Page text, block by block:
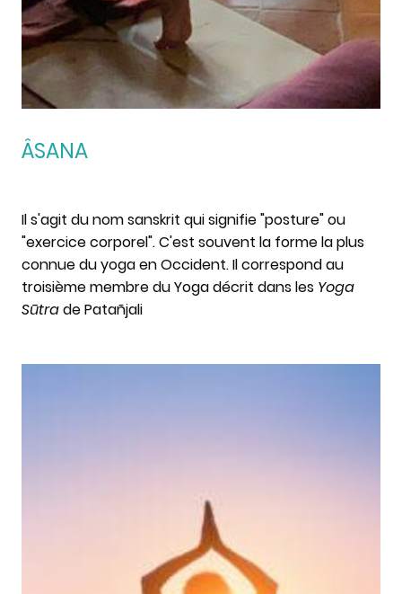
ÂSANA
Il s'agit du nom sanskrit qui signifie "posture" ou
"exercice corporel". C'est souvent la forme la plus
connue du yoga en Occident. Il correspond au
troisième membre du Yoga décrit dans les Yoga
Sūtrade Patañjali